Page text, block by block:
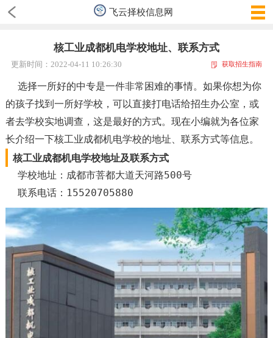
飞云择校信息网
核工业成都机电学校地址、联系方式
更新时间：2022-04-11 10:26:30 获取招生指南
选择一所好的中专是一件非常困难的事情。如果你想为你
的孩子找到一所好学校，可以直接打电话给招生办公室，或
者去学校实地调查，这是最好的方式。现在小编就为各位家
长介绍一下核工业成都机电学校的地址、联系方式等信息。
核工业成都机电学校地址及联系方式
学校地址：成都市菩都大道天河路500号
联系电话：15520705880